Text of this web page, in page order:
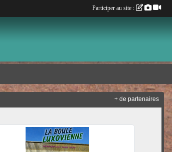
+ de partenaires
Participer au site :